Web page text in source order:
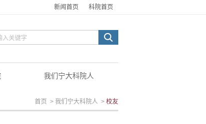
新闻首页 科院首页
我们宁大科院人
首页 > 我们宁大科院人 > 校友